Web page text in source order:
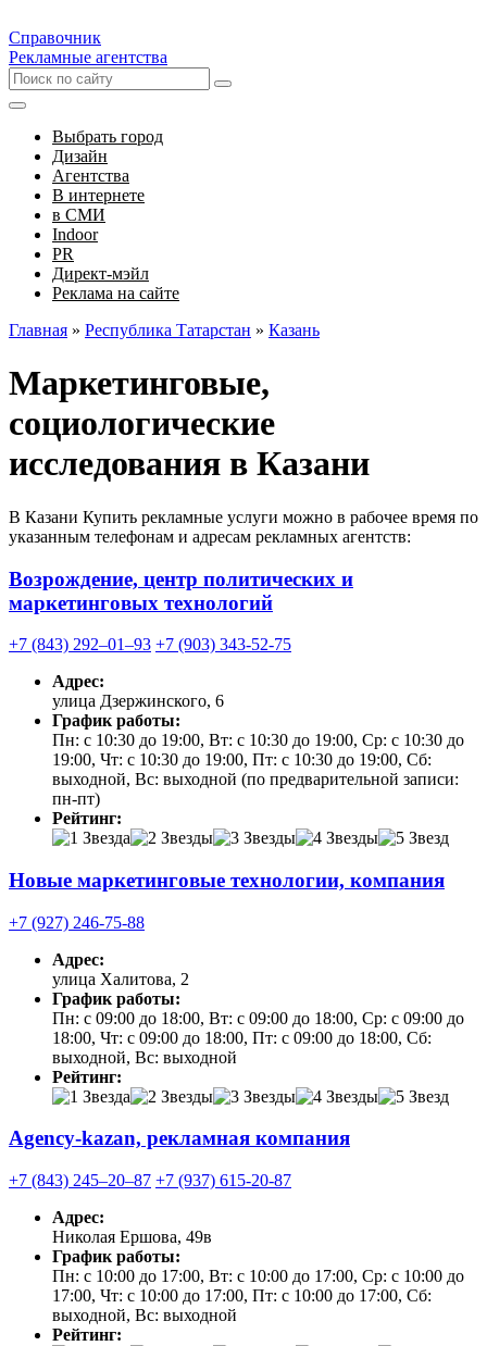
Справочник
Рекламные агентства
Выбрать город
Дизайн
Агентства
В интернете
в СМИ
Indoor
PR
Директ-мэйл
Реклама на сайте
Главная » Республика Татарстан » Казань
Маркетинговые,
социологические
исследования в Казани
В Казани Купить рекламные услуги можно в рабочее время по
указанным телефонам и адресам рекламных агентств:
Возрождение, центр политических и
маркетинговых технологий
+7 (843) 292‒01‒93 +7 (903) 343-52-75
Адрес:
улица Дзержинского, 6
График работы:
Пн: с 10:30 до 19:00, Вт: с 10:30 до 19:00, Ср: с 10:30 до
19:00, Чт: с 10:30 до 19:00, Пт: с 10:30 до 19:00, Сб:
выходной, Вс: выходной (по предварительной записи:
пн-пт)
Рейтинг:
Новые маркетинговые технологии, компания
+7 (927) 246-75-88
Адрес:
улица Халитова, 2
График работы:
Пн: с 09:00 до 18:00, Вт: с 09:00 до 18:00, Ср: с 09:00 до
18:00, Чт: с 09:00 до 18:00, Пт: с 09:00 до 18:00, Сб:
выходной, Вс: выходной
Рейтинг:
Agency-kazan, рекламная компания
+7 (843) 245‒20‒87 +7 (937) 615-20-87
Адрес:
Николая Ершова, 49в
График работы:
Пн: с 10:00 до 17:00, Вт: с 10:00 до 17:00, Ср: с 10:00 до
17:00, Чт: с 10:00 до 17:00, Пт: с 10:00 до 17:00, Сб:
выходной, Вс: выходной
Рейтинг: